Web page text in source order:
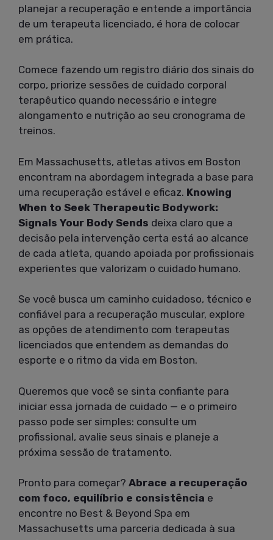
planejar a recuperação e entende a importância
de um terapeuta licenciado, é hora de colocar
em prática.
Comece fazendo um registro diário dos sinais do
corpo, priorize sessões de cuidado corporal
terapêutico quando necessário e integre
alongamento e nutrição ao seu cronograma de
treinos.
Em Massachusetts, atletas ativos em Boston
encontram na abordagem integrada a base para
uma recuperação estável e eficaz. Knowing
When to Seek Therapeutic Bodywork:
Signals Your Body Sends deixa claro que a
decisão pela intervenção certa está ao alcance
de cada atleta, quando apoiada por profissionais
experientes que valorizam o cuidado humano.
Se você busca um caminho cuidadoso, técnico e
confiável para a recuperação muscular, explore
as opções de atendimento com terapeutas
licenciados que entendem as demandas do
esporte e o ritmo da vida em Boston.
Queremos que você se sinta confiante para
iniciar essa jornada de cuidado — e o primeiro
passo pode ser simples: consulte um
profissional, avalie seus sinais e planeje a
próxima sessão de tratamento.
Pronto para começar? Abrace a recuperação
com foco, equilíbrio e consistência e
encontre no Best & Beyond Spa em
Massachusetts uma parceria dedicada à sua